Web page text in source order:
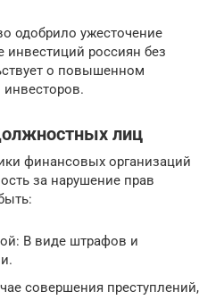
одобрило ужесточение
россиян без
о повышенном
лиц
финансовых организаций
за нарушение прав
В виде штрафов и
совершения преступлений,